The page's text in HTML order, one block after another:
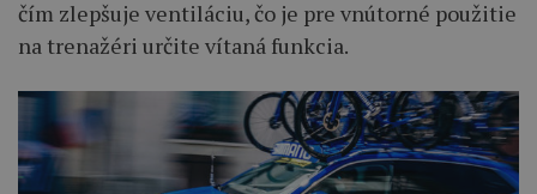
čím zlepšuje ventiláciu, čo je pre vnútorné použitie
na trenažéri určite vítaná funkcia.